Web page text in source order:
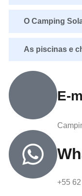
O Camping
As piscinas e
E-
+55